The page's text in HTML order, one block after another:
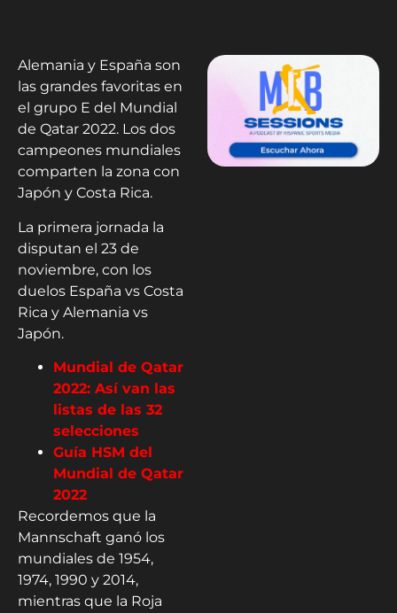
Alemania y España son
las grandes favoritas en
el grupo E del Mundial
de Qatar 2022. Los dos
campeones mundiales
comparten la zona con
Japón y Costa Rica.
La primera jornada la
disputan el 23 de
noviembre, con los
duelos España vs Costa
Rica y Alemania vs
Japón.
Mundial de Qatar
2022: Así van las
listas de las 32
selecciones
Guía HSM del
Mundial de Qatar
2022
Recordemos que la
Mannschaft ganó los
mundiales de 1954,
1974, 1990 y 2014,
mientras que la Roja